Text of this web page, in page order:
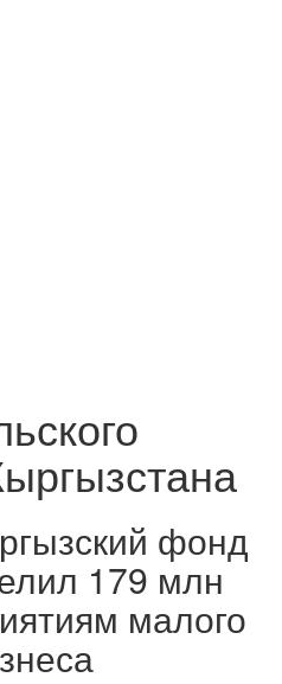
фонд
179 млн
малого